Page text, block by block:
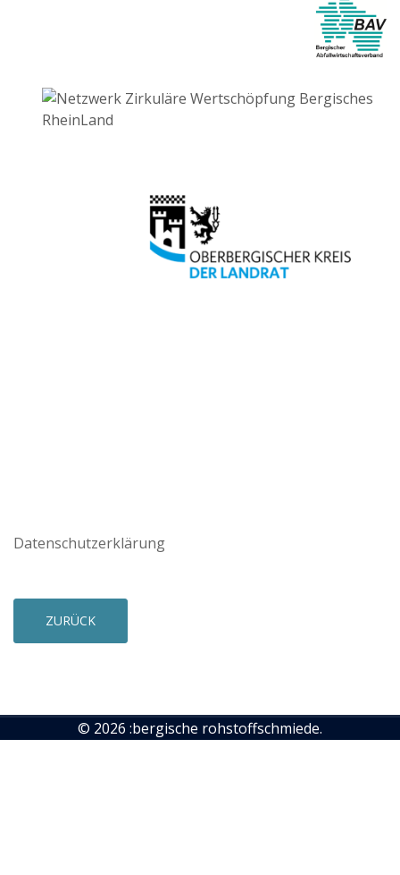
Datenschutzerklärung
ZURÜCK
© 2026 :bergische rohstoffschmiede.